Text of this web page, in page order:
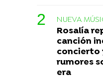
NUEVA
Rosalía
canción
concierto
rumores
era